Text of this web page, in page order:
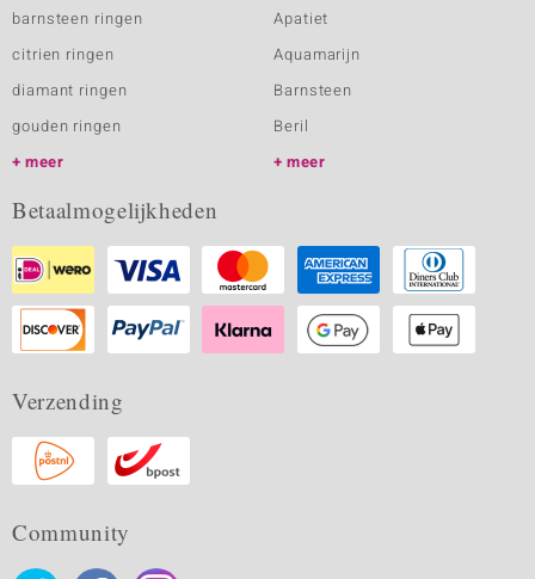
barnsteen ringen
citrien ringen
diamant ringen
gouden ringen
meer
Apatiet
Aquamarijn
Barnsteen
Beril
meer
Betaalmogelijkheden
Verzending
Community